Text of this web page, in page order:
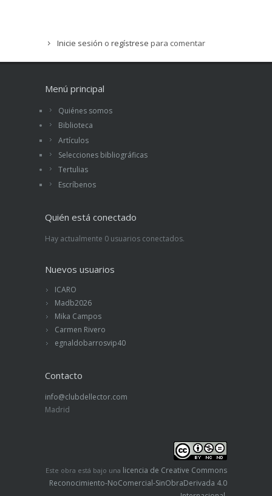
Inicie sesión o regístrese para comentar
Menú principal
Quiénes somos
Biblioteca
Artículos
Selecciones bibliográficas
Tertulias
Escríbenos
Quién está conectado
Hay actualmente 0 usuarios conectados.
Nuevos usuarios
ICARO
Madb2026
Mika Campos
Carmen Rivero
egnaldobarrosvip40
Contacto
info@clubdellector.com
Madrid
Este obra está bajo una licencia de Creative Commons
Reconocimiento-NoComercial-SinObraDerivada 4.0